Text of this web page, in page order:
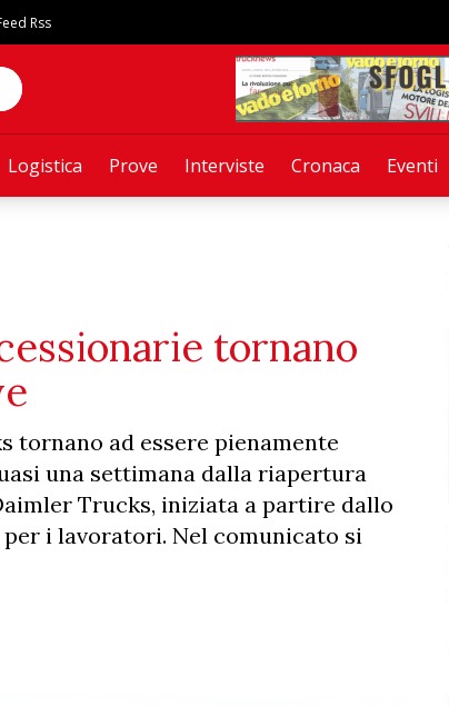
Logistica Prove Interviste Cronaca Eventi
Rss
tornano
tornano ad essere pienamente
una settimana dalla riapertura
Trucks, iniziata a partire dallo
i lavoratori. Nel comunicato si